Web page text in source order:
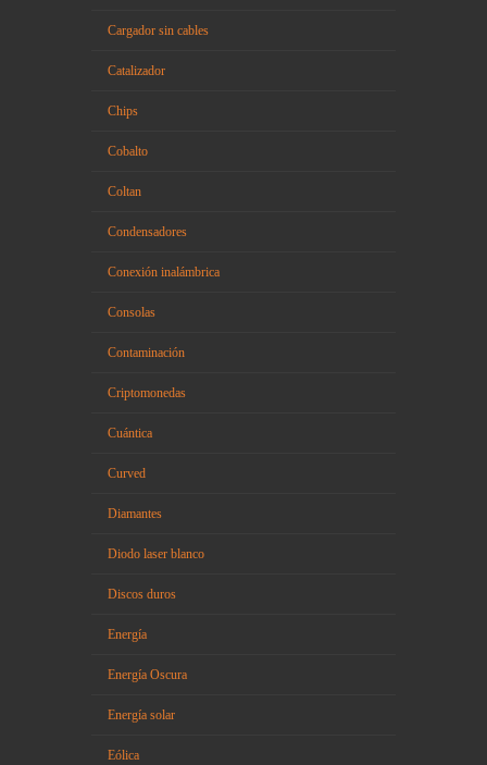
Cargador sin cables
Catalizador
Chips
Cobalto
Coltan
Condensadores
Conexión inalámbrica
Consolas
Contaminación
Criptomonedas
Cuántica
Curved
Diamantes
Diodo laser blanco
Discos duros
Energía
Energía Oscura
Energía solar
Eólica